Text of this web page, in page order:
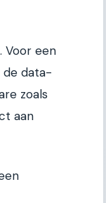
Voor een
de data-
zoals
aan